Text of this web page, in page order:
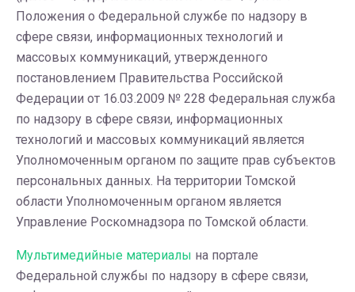
Положения о Федеральной службе по надзору в
сфере связи, информационных технологий и
массовых коммуникаций, утвержденного
постановлением Правительства Российской
Федерации от 16.03.2009 № 228 Федеральная служба
по надзору в сфере связи, информационных
технологий и массовых коммуникаций является
Уполномоченным органом по защите прав субъектов
персональных данных. На территории Томской
области Уполномоченным органом является
Управление Роскомнадзора по Томской области.
Мультимедийные материалы на портале
Федеральной службы по надзору в сфере связи,